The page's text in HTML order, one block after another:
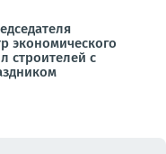
экономического
строителей с